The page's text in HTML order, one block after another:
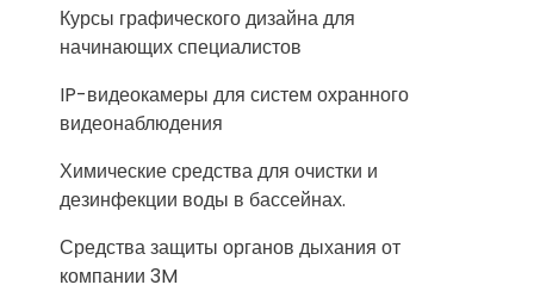
Курсы графического дизайна для
начинающих специалистов
IP-видеокамеры для систем охранного
видеонаблюдения
Химические средства для очистки и
дезинфекции воды в бассейнах.
Средства защиты органов дыхания от
компании 3M